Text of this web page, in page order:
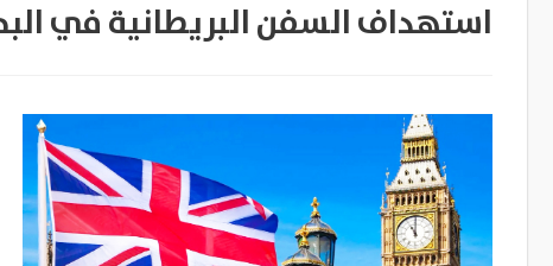
استهداف السفن البريطانية في